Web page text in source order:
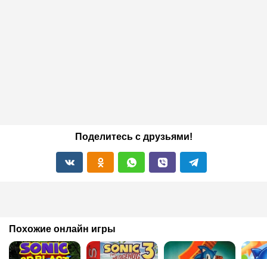
Поделитесь с друзьями!
Похожие онлайн игры